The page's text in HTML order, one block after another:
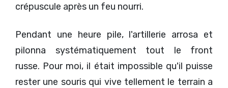
crépuscule après un feu nourri.
Pendant une heure pile, l'artillerie arrosa et
pilonna systématiquement tout le front
russe. Pour moi, il était impossible qu'il puisse
rester une souris qui vive tellement le terrain a